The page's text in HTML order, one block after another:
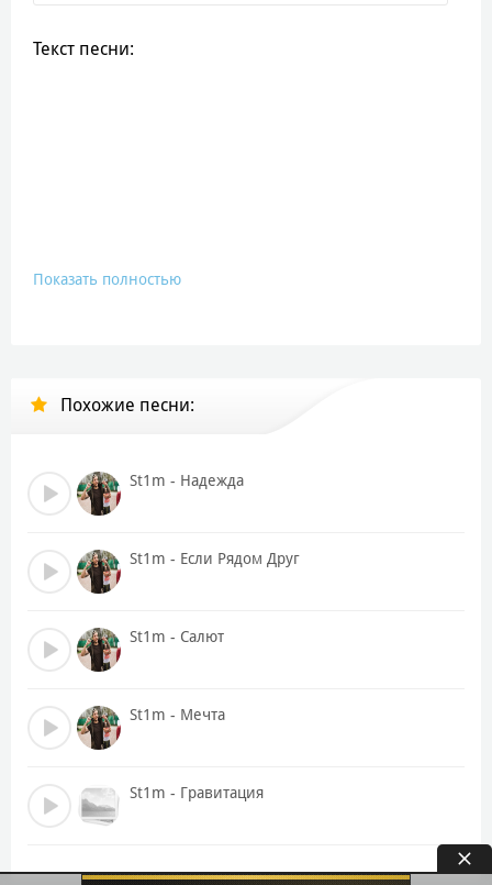
Текст песни:
Показать полностью
Похожие песни:
St1m - Надежда
St1m - Если Рядом Друг
St1m - Салют
St1m - Мечта
St1m - Гравитация